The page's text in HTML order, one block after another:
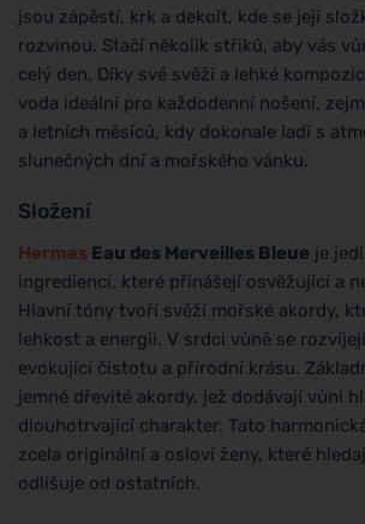
jsou zápěstí, krk a dekolt, kde se její
rozvinou. Stačí několik střiků, aby vás
celý den. Díky své svěží a lehké
voda ideální pro každodenní nošení,
a letních měsíců, kdy dokonale ladí s
slunečných dní a mořského vánku.
Složení
Hermes Eau des Merveilles Bleue je
ingrediencí, které přinášejí osvěžující a
Hlavní tóny tvoří svěží mořské akordy,
lehkost a energii. V srdci vůně se
evokující čistotu a přírodní krásu.
jemné dřevité akordy, jež dodávají vůni
dlouhotrvající charakter. Tato
zcela originální a osloví ženy, které
odlišuje od ostatních.